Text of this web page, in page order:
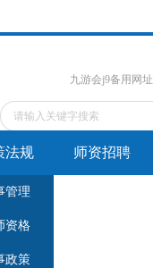
九游会j9备用网址
法规
管理
资格
政策
师资招聘